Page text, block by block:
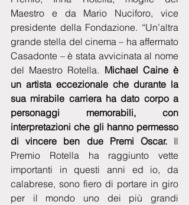
Maestro e da Mario Nuciforo, vice
presidente della Fondazione. “Un’altra
grande stella del cinema – ha affermato
Casadonte – è stata avvicinata al nome
del Maestro Rotella. Michael Caine è
un artista eccezionale che durante la
sua mirabile carriera ha dato corpo a
personaggi memorabili, con
interpretazioni che gli hanno permesso
di vincere ben due Premi Oscar. Il
Premio Rotella ha raggiunto vette
importanti in questi anni ed io, da
calabrese, sono fiero di portare in giro
per il mondo uno dei più grandi